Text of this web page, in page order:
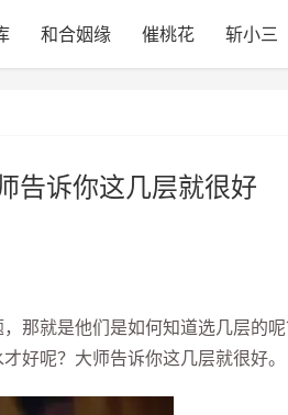
和合姻缘 催桃花 斩小三
告诉你这几层就很好
那就是他们是如何知道选几层的
好呢？大师告诉你这几层就很好。